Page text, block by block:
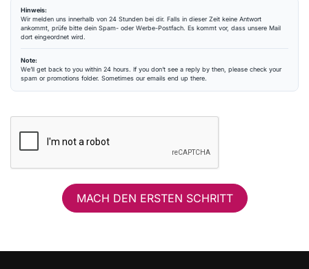
Hinweis:
Wir melden uns innerhalb von 24 Stunden bei dir. Falls in dieser Zeit keine Antwort
ankommt, prüfe bitte dein Spam- oder Werbe-Postfach. Es kommt vor, dass unsere Mail
dort eingeordnet wird.
Note:
We’ll get back to you within 24 hours. If you don’t see a reply by then, please check your
spam or promotions folder. Sometimes our emails end up there.
MACH DEN ERSTEN SCHRITT